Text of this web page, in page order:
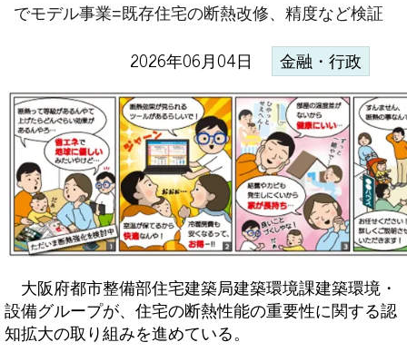
でモデル事業=既存住宅の断熱改修、精度など検証
2026年06月04日 金融・行政
大阪府都市整備部住宅建築局建築環境課建築環境・
設備グループが、住宅の断熱性能の重要性に関する認
知拡大の取り組みを進めている。